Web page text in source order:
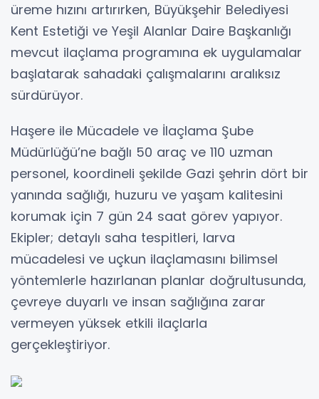
üreme hızını artırırken, Büyükşehir Belediyesi
Kent Estetiği ve Yeşil Alanlar Daire Başkanlığı
mevcut ilaçlama programına ek uygulamalar
başlatarak sahadaki çalışmalarını aralıksız
sürdürüyor.
Haşere ile Mücadele ve İlaçlama Şube
Müdürlüğü’ne bağlı 50 araç ve 110 uzman
personel, koordineli şekilde Gazi şehrin dört bir
yanında sağlığı, huzuru ve yaşam kalitesini
korumak için 7 gün 24 saat görev yapıyor.
Ekipler; detaylı saha tespitleri, larva
mücadelesi ve uçkun ilaçlamasını bilimsel
yöntemlerle hazırlanan planlar doğrultusunda,
çevreye duyarlı ve insan sağlığına zarar
vermeyen yüksek etkili ilaçlarla
gerçekleştiriyor.